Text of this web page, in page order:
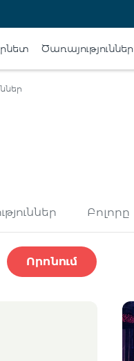
Ծառայություններ
Բոլորը
Որոնում